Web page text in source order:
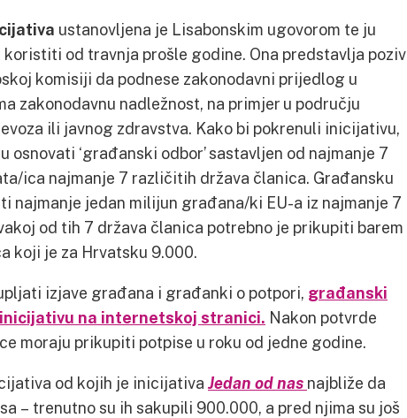
ustanovljena je Lisabonskim ugovorom te ju
od travnja prošle godine. Ona predstavlja poziv
komisiji da podnese zakonodavni prijedlog u
zakonodavnu nadležnost, na primjer u području
ili javnog zdravstva. Kako bi pokrenuli inicijativu,
‘građanski odbor’ sastavljen od najmanje 7
ica najmanje 7 različitih država članica. Građansku
najmanje jedan milijun građana/ki EU-a iz najmanje 7
od tih 7 država članica potrebno je prikupiti barem
koji je za Hrvatsku 9.000.
izjave građana i građanki o potpori, građanski
na internetskoj stranici. Nakon potvrde
moraju prikupiti potpise u roku od jedne godine.
od kojih je inicijativa Jedan od nas najbliže da
– trenutno su ih sakupili 900.000, a pred njima su još